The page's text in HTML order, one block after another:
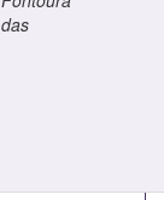
das